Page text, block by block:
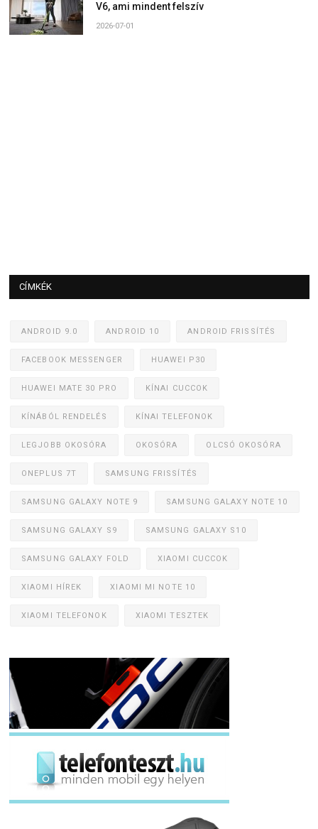
V6, ami mindent felszív
2026-07-01
CÍMKÉK
ANDROID 9.0 ANDROID 10 ANDROID FRISSÍTÉS
FACEBOOK MESSENGER HUAWEI P30
HUAWEI MATE 30 PRO KÍNAI CUCCOK
KÍNÁBÓL RENDELÉS KÍNAI TELEFONOK
LEGJOBB OKOSÓRA OKOSÓRA OLCSÓ OKOSÓRA
ONEPLUS 7T SAMSUNG FRISSÍTÉS
SAMSUNG GALAXY NOTE 9 SAMSUNG GALAXY NOTE 10
SAMSUNG GALAXY S9 SAMSUNG GALAXY S10
SAMSUNG GALAXY FOLD XIAOMI CUCCOK
XIAOMI HÍREK XIAOMI MI NOTE 10
XIAOMI TELEFONOK XIAOMI TESZTEK